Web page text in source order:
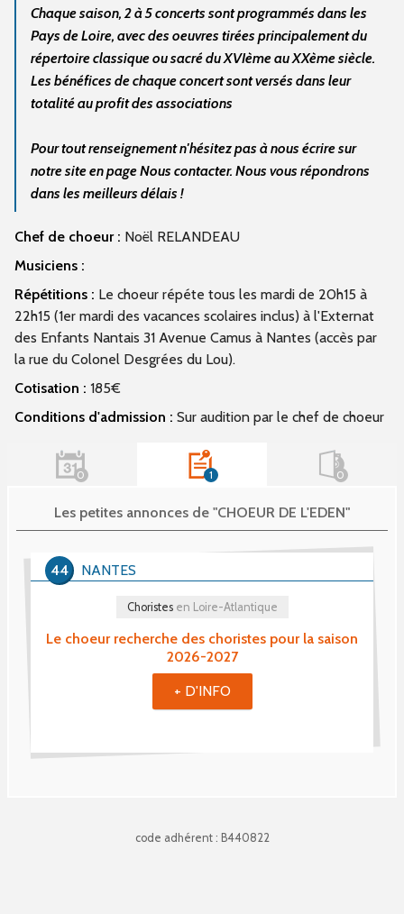
Chaque saison, 2 à 5 concerts sont programmés dans les
Pays de Loire, avec des oeuvres tirées principalement du
répertoire classique ou sacré du XVIème au XXème siècle.
Les bénéfices de chaque concert sont versés dans leur
totalité au profit des associations
Pour tout renseignement n'hésitez pas à nous écrire sur
notre site en page Nous contacter. Nous vous répondrons
dans les meilleurs délais !
Chef de choeur : Noël RELANDEAU
Musiciens :
Répétitions : Le choeur répéte tous les mardi de 20h15 à
22h15 (1er mardi des vacances scolaires inclus) à l'Externat
des Enfants Nantais 31 Avenue Camus à Nantes (accès par
la rue du Colonel Desgrées du Lou).
Cotisation : 185€
Conditions d'admission : Sur audition par le chef de choeur
0 1
Les petites annonces de "CHOEUR DE L'EDEN"
Le choeur recherche des choristes pour la saison
2026-2027
Choristesen Loire-Atlantique
NANTES
44
+ D'INFO
0
code adhérent : B440822